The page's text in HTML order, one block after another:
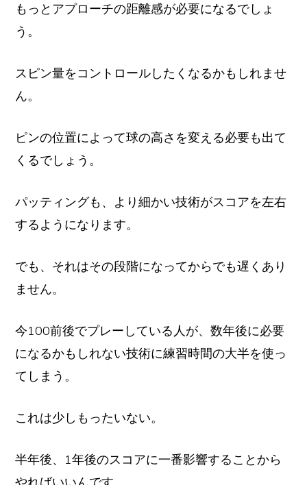
もっとアプローチの距離感が必要になるでしょ
う。
スピン量をコントロールしたくなるかもしれませ
ん。
ピンの位置によって球の高さを変える必要も出て
くるでしょう。
パッティングも、より細かい技術がスコアを左右
するようになります。
でも、それはその段階になってからでも遅くあり
ません。
今100前後でプレーしている人が、数年後に必要
になるかもしれない技術に練習時間の大半を使っ
てしまう。
これは少しもったいない。
半年後、1年後のスコアに一番影響することから
Copyright© 2026 ・Shuichi "GOLF&WORKS "Muroya